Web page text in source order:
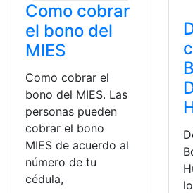
Como cobrar
el bono del
MIES
Como cobrar el
bono del MIES. Las
personas pueden
cobrar el bono
MIES de acuerdo al
número de tu
cédula,